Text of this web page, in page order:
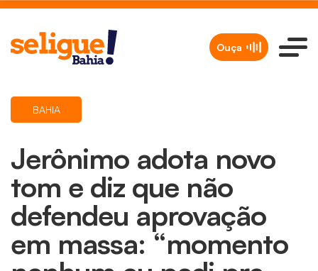
Ouça
Jerônimo adota novo
tom e diz que não
defendeu aprovação
em massa: “momento
BAHIA